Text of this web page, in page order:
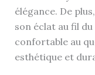
élégance. De
son éclat au fil
confortable au
esthétique et